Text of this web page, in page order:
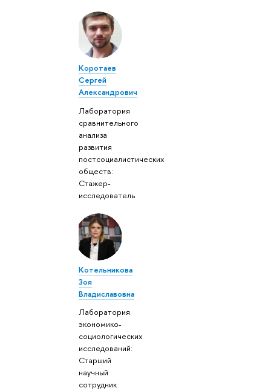
Коротаев
Сергей
Александрович
Лаборатория
сравнительного
анализа
развития
постсоциалистических
обществ:
Стажер-
исследователь
Котельникова
Зоя
Владиславовна
Лаборатория
экономико-
социологических
исследований:
Старший
научный
сотрудник